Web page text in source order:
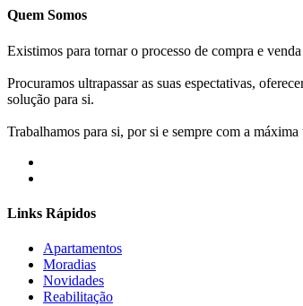
Quem Somos
Existimos para tornar o processo de compra e
Procuramos ultrapassar as suas espectativas,
solução para si.
Trabalhamos para si, por si e sempre com a
Links Rápidos
Apartamentos
Moradias
Novidades
Reabilitação